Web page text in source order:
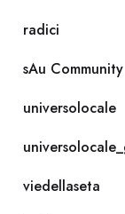
radici
sAu Community
universolocale
viedellaseta